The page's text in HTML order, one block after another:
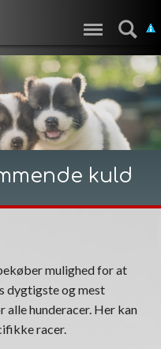
kuld
mulighed for at
dygtigste og mest
hunderacer. Her kan
racer.